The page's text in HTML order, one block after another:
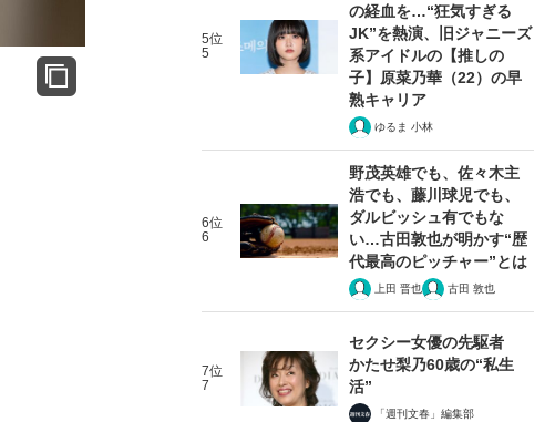
5位
5
の経血を…“狂気すぎる
JK”を熱演、旧ジャニーズ
系アイドルの【推しの
子】原菜乃華（22）の早
熟キャリア
ゆるま 小林
6位
6
野茂英雄でも、佐々木主
浩でも、藤川球児でも、
ダルビッシュ有でもな
い…古田敦也が明かす“歴
代最高のピッチャー”とは
上田 晋也 古田 敦也
7位
7
セクシー女優の先駆者
かたせ梨乃60歳の“私生
活”
「週刊文春」編集部